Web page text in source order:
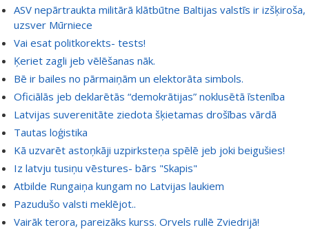
ASV nepārtraukta militārā klātbūtne Baltijas valstīs ir izšķiroša,
uzsver Mūrniece
Vai esat politkorekts- tests!
Ķeriet zagli jeb vēlēšanas nāk.
Bē ir bailes no pārmaiņām un elektorāta simbols.
Oficiālās jeb deklarētās “demokrātijas” noklusētā īstenība
Latvijas suverenitāte ziedota šķietamas drošības vārdā
Tautas loģistika
Kā uzvarēt astoņkāji uzpirksteņa spēlē jeb joki beigušies!
Iz latvju tusiņu vēstures- bārs "Skapis"
Atbilde Rungaiņa kungam no Latvijas laukiem
Pazudušo valsti meklējot..
Vairāk terora, pareizāks kurss. Orvels rullē Zviedrijā!